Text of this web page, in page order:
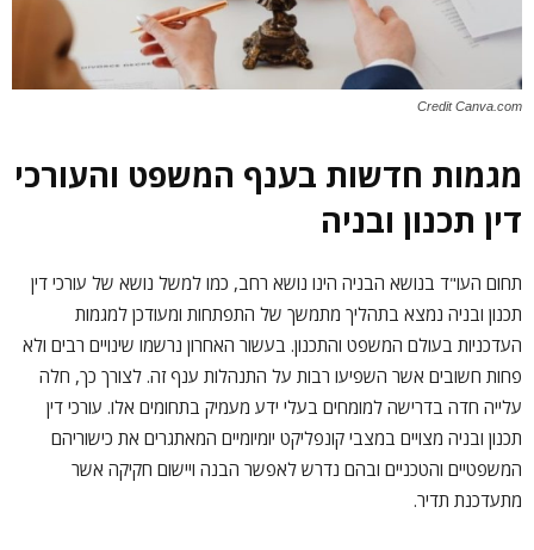
Credit Canva.com
מגמות חדשות בענף המשפט והעורכי
דין תכנון ובניה
תחום העו"ד בנושא הבניה הינו נושא רחב, כמו למשל נושא של עורכי דין
תכנון ובניה נמצא בתהליך מתמשך של התפתחות ומעודכן למגמות
העדכניות בעולם המשפט והתכנון. בעשור האחרון נרשמו שינויים רבים ולא
פחות חשובים אשר השפיעו רבות על התנהלות ענף זה. לצורך כך, חלה
עלייה חדה בדרישה למומחים בעלי ידע מעמיק בתחומים אלו. עורכי דין
תכנון ובניה מצויים במצבי קונפליקט יומיומיים המאתגרים את כישוריהם
המשפטיים והטכניים ובהם נדרש לאפשר הבנה ויישום חקיקה אשר
מתעדכנת תדיר.